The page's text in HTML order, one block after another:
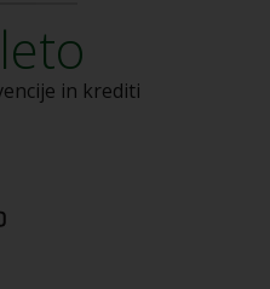
in krediti